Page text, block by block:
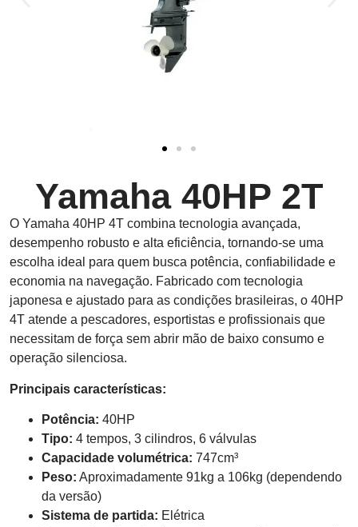
Yamaha 40HP 2T
O Yamaha 40HP 4T combina tecnologia avançada,
desempenho robusto e alta eficiência, tornando-se uma
escolha ideal para quem busca potência, confiabilidade e
economia na navegação. Fabricado com tecnologia
japonesa e ajustado para as condições brasileiras, o 40HP
4T atende a pescadores, esportistas e profissionais que
necessitam de força sem abrir mão de baixo consumo e
operação silenciosa.
Principais características:
Potência: 40HP
Tipo: 4 tempos, 3 cilindros, 6 válvulas
Capacidade volumétrica: 747cm³
Peso: Aproximadamente 91kg a 106kg (dependendo
da versão)
Sistema de partida: Elétrica